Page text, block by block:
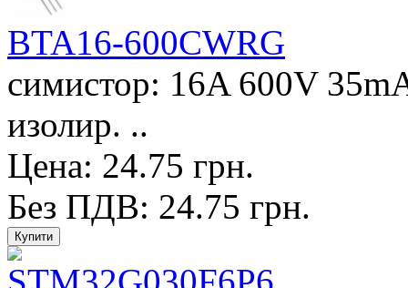
BTA16-600CWRG
симистор: 16A 600V
изолир. ..
Цена: 24.75 грн.
Без ПДВ: 24.75 грн.